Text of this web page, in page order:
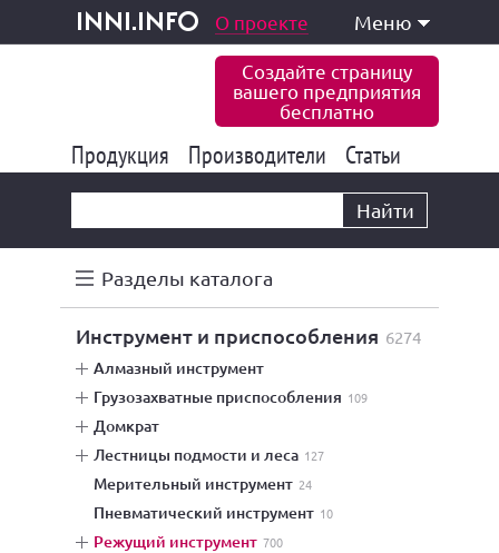
inni.info
и услуги О проекте Меню
Создайте страницу
вашего предприятия
бесплатно
Продукция 177 847
Производители 6 777
Статьи
Найти
Разделы каталога
инструмент и приспособления 6274
алмазный инструмент
грузозахватные приспособления 109
домкрат
лестницы подмости и леса 127
мерительный инструмент 24
пневматический инструмент 10
режущий инструмент 700